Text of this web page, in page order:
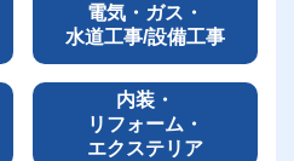
電気・ガス・
水道工事/設備工事
内装・
リフォーム・
エクステリア